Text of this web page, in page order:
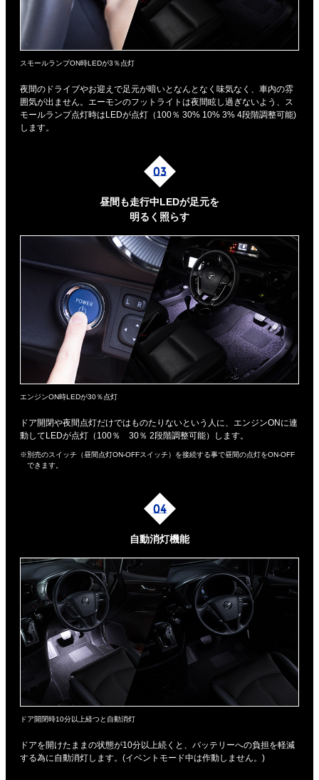
スモールランプON時LEDが3％点灯
夜間のドライブやお迎えで足元が暗いとなんとなく味気なく、車内の雰
囲気が出ません。エーモンのフットライトは夜間眩し過ぎないよう、ス
モールランプ点灯時はLEDが点灯（100％ 30% 10% 3% 4段階調整可能)
します。
昼間も走行中LEDが足元を
明るく照らす
エンジンON時LEDが30％点灯
ドア開閉や夜間点灯だけではものたりないという人に、エンジンONに連
動してLEDが点灯（100％ 30％ 2段階調整可能）します。
※別売のスイッチ（昼間点灯ON-OFFスイッチ）を接続する事で昼間の点灯をON-OFF
できます。
自動消灯機能
ドア開閉時10分以上経つと自動消灯
ドアを開けたままの状態が10分以上続くと、バッテリーへの負担を軽減
する為に自動消灯します。(イベントモード中は作動しません。)